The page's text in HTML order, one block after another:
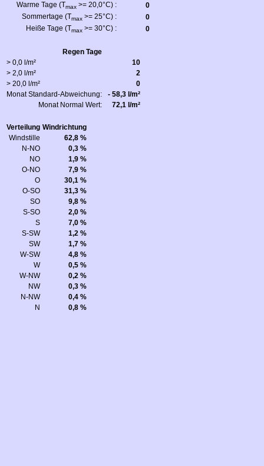
Warme Tage (Tmax >= 20,0°C) :
0
Sommertage (Tmax >= 25°C) :
0
Heiße Tage (Tmax >= 30°C) : 0
Regen Tage
> 0,0 l/m²
10
> 2,0 l/m²
2
> 20,0 l/m²
0
Monat Standard-Abweichung:
- 58,3 l/m²
Monat Normal Wert:
72,1 l/m²
Verteilung Windrichtung
Windstille
62,8 %
N-NO
0,3 %
NO
1,9 %
O-NO
7,9 %
O
30,1 %
O-SO
31,3 %
SO
9,8 %
S-SO
2,0 %
S
7,0 %
S-SW
1,2 %
SW
1,7 %
W-SW
4,8 %
W
0,5 %
W-NW
0,2 %
NW
0,3 %
N-NW
0,4 %
N
0,8 %